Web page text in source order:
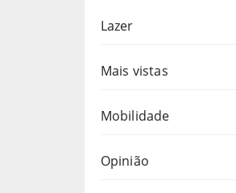
Lazer
Mais vistas
Mobilidade
Opinião